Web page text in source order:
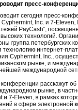
пресс-
сегодня пресс-
Inc. и 7-Eleven,
PayCash",
технологий.
группа петербургских
интернет-
Cyphermint, Inc.,
рынке, и
международной
расскажут
рынке, в
и 7-Eleven, в рамках
в сфере электронной